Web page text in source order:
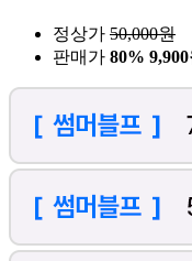
정상가 50,000원
판매가 80% 9,900